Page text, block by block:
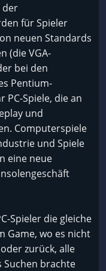
der
für Spieler
neuen Standards
(die VGA-
bei den
Pentium-
PC-Spiele, die an
und
Computerspiele
und Spiele
eine neue
Spieler die gleiche
Game, wo es nicht
zurück, alle
Suchen brachte